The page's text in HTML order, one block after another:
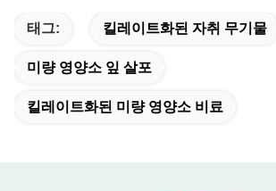
태그: 킬레이트화된 자취 무기물
미량 영양소 잎 살포
킬레이트화된 미량 영양소 비료